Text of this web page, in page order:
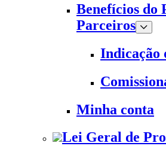
Benefícios do
Parceiros
Indicação
Minha conta
Lei Geral de